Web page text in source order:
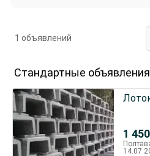
1 объявлений
Стандартные объявления
1 450